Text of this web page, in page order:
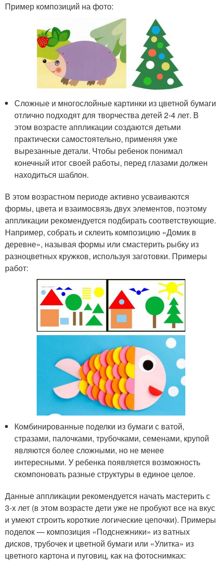
Пример композиций на фото:
Сложные и многослойные картинки из цветной бумаги
отлично подходят для творчества детей 2-4 лет. В
этом возрасте аппликации создаются детьми
практически самостоятельно, применяя уже
вырезанные детали. Чтобы ребенок понимал
конечный итог своей работы, перед глазами должен
находиться шаблон.
В этом возрастном периоде активно усваиваются
формы, цвета и взаимосвязь двух элементов, поэтому
аппликации рекомендуется подбирать соответствующие.
Например, собрать и склеить композицию «Домик в
деревне», называя формы или смастерить рыбку из
разноцветных кружков, используя заготовки. Примеры
работ:
Комбинированные поделки из бумаги с ватой,
стразами, палочками, трубочками, семенами, крупой
являются более сложными, но не менее
интересными. У ребенка появляется возможность
скомпоновать разные структуры в единое целое.
Данные аппликации рекомендуется начать мастерить с
3-х лет (в этом возрасте дети уже не пробуют все на вкус
и умеют строить короткие логические цепочки). Примеры
поделок — композиция «Подснежники» из ватных
дисков, трубочек и цветной бумаги или «Улитка» из
цветного картона и пуговиц, как на фотоснимках: